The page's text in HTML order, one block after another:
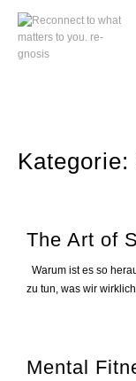
content
Kategorie:
The Art of
Warum ist es so
zu tun, was wir
Mental